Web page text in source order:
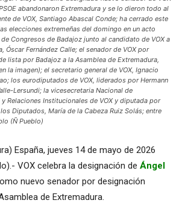
abandonaron Extremadura y se lo dieron todo al
de VOX, Santiago Abascal Conde; ha cerrado este
elecciones extremeñas del domingo en un acto
Congresos de Badajoz junto al candidato de VOX a
Óscar Fernández Calle; el senador de VOX por
lista por Badajoz a la Asamblea de Extremadura,
la imagen); el secretario general de VOX, Ignacio
los eurodiputados de VOX, liderados por Hermann
Lersundi; la vicesecretaria Nacional de
Relaciones Institucionales de VOX y diputada por
Diputados, María de la Cabeza Ruiz Solás; entre
(Ñ Pueblo)
España, jueves 14 de mayo de 2026
VOX celebra la designación de Ángel
nuevo senador por designación
de Extremadura.